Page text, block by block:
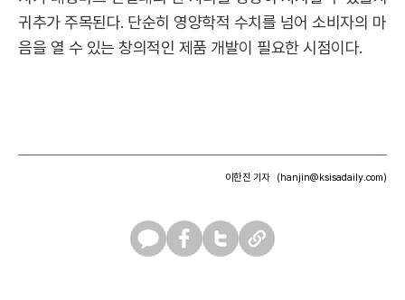
귀추가 주목된다. 단순히 영양학적 수치를 넘어 소비자의 마
음을 열 수 있는 창의적인 제품 개발이 필요한 시점이다.
이한진 기자 (hanjin@ksisadaily.com)